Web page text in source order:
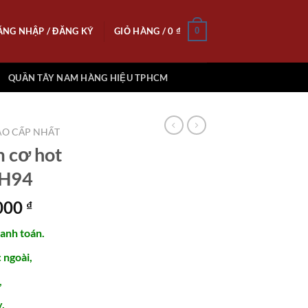
NHẬP / ĐĂNG KÝ GIỎ HÀNG /0 ₫ 0
QUẦN TÂY NAM HÀNG HIỆU TPHCM
CẤP NHẤT
cơ hot
₫.
₫Giá
tại
toán.